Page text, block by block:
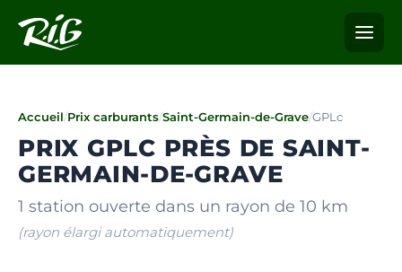
Accueil/Prix carburants/Saint-Germain-de-Grave/GPLc
PRIX GPLC PRÈS DE SAINT-
GERMAIN-DE-GRAVE
1 station ouverte dans un rayon de 10 km
(rayon élargi automatiquement)